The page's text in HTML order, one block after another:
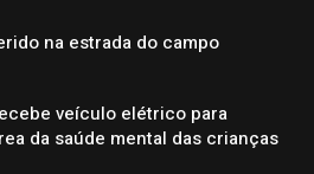
na estrada do campo
veículo elétrico para
da saúde mental das crianças